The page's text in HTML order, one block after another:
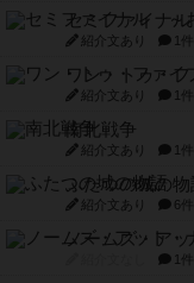
セミファイナ
紹介文あり 1
ワン・トゥ・フ
紹介文あり 1
南北戦争
紹介文あり 1
ふたつの城の物
紹介文あり 6
ノームズ・アッ
1